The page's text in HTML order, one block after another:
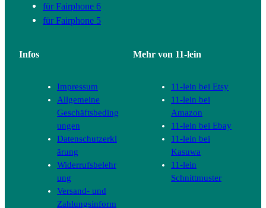
für Fairphone 6
für Fairphone 5
Infos
Impressum
Allgemeine
Geschäftsbeding
ungen
Datenschutzerkl
ärung
Widerrufsbelehr
ung
Versand- und
Zahlungsinform
Mehr von 11-lein
11-lein bei Etsy
11-lein bei
Amazon
11-lein bei Ebay
11-lein bei
Kasuwa
11-lein
Schnittmuster